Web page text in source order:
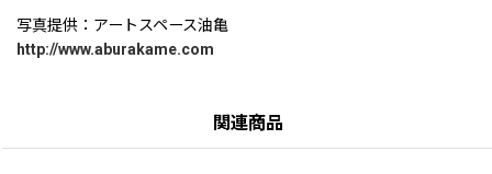
写真提供：アートスペース油亀
http://www.aburakame.com
関連商品